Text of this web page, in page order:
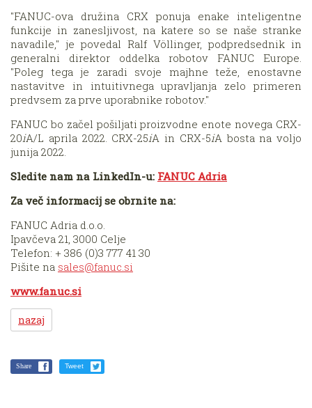
"FANUC-ova družina CRX ponuja enake inteligentne
funkcije in zanesljivost, na katere so se naše stranke
navadile," je povedal Ralf Völlinger, podpredsednik in
generalni direktor oddelka robotov FANUC Europe.
"Poleg tega je zaradi svoje majhne teže, enostavne
nastavitve in intuitivnega upravljanja zelo primeren
predvsem za prve uporabnike robotov."
FANUC bo začel pošiljati proizvodne enote novega CRX-
20iA/L aprila 2022. CRX-25iA in CRX-5iA bosta na voljo
junija 2022.
Sledite nam na LinkedIn-u: FANUC Adria
Za več informacij se obrnite na:
FANUC Adria d.o.o.
Ipavčeva 21, 3000 Celje
Telefon: + 386 (0)3 777 41 30
Pišite na sales@fanuc.si
www.fanuc.si
nazaj
Share Tweet